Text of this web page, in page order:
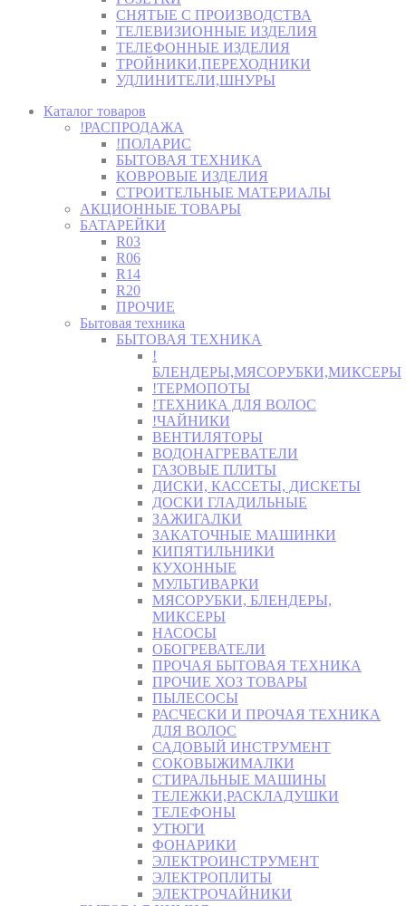
СНЯТЫЕ С ПРОИЗВОДСТВА
ТЕЛЕВИЗИОННЫЕ ИЗДЕЛИЯ
ТЕЛЕФОННЫЕ ИЗДЕЛИЯ
ТРОЙНИКИ,ПЕРЕХОДНИКИ
УДЛИНИТЕЛИ,ШНУРЫ
Каталог товаров
!РАСПРОДАЖА
!ПОЛАРИС
БЫТОВАЯ ТЕХНИКА
КОВРОВЫЕ ИЗДЕЛИЯ
СТРОИТЕЛЬНЫЕ МАТЕРИАЛЫ
АКЦИОННЫЕ ТОВАРЫ
БАТАРЕЙКИ
R03
R06
R14
R20
ПРОЧИЕ
Бытовая техника
БЫТОВАЯ ТЕХНИКА
!
БЛЕНДЕРЫ,МЯСОРУБКИ,МИКСЕРЫ
!ТЕРМОПОТЫ
!ТЕХНИКА ДЛЯ ВОЛОС
!ЧАЙНИКИ
ВЕНТИЛЯТОРЫ
ВОДОНАГРЕВАТЕЛИ
ГАЗОВЫЕ ПЛИТЫ
ДИСКИ, КАССЕТЫ, ДИСКЕТЫ
ДОСКИ ГЛАДИЛЬНЫЕ
ЗАЖИГАЛКИ
ЗАКАТОЧНЫЕ МАШИНКИ
КИПЯТИЛЬНИКИ
КУХОННЫЕ
МУЛЬТИВАРКИ
МЯСОРУБКИ, БЛЕНДЕРЫ,
МИКСЕРЫ
НАСОСЫ
ОБОГРЕВАТЕЛИ
ПРОЧАЯ БЫТОВАЯ ТЕХНИКА
ПРОЧИЕ ХОЗ ТОВАРЫ
ПЫЛЕСОСЫ
РАСЧЕСКИ И ПРОЧАЯ ТЕХНИКА
ДЛЯ ВОЛОС
САДОВЫЙ ИНСТРУМЕНТ
СОКОВЫЖИМАЛКИ
СТИРАЛЬНЫЕ МАШИНЫ
ТЕЛЕЖКИ,РАСКЛАДУШКИ
ТЕЛЕФОНЫ
УТЮГИ
ФОНАРИКИ
ЭЛЕКТРОИНСТРУМЕНТ
ЭЛЕКТРОПЛИТЫ
ЭЛЕКТРОЧАЙНИКИ